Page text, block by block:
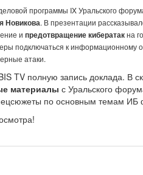
программы IX Уральского
Новикова. В презентации
и предотвращение кибератакна
подключаться к информационному
атаки.
TV полную запись доклада. В
материалы с Уральского
по основным темам